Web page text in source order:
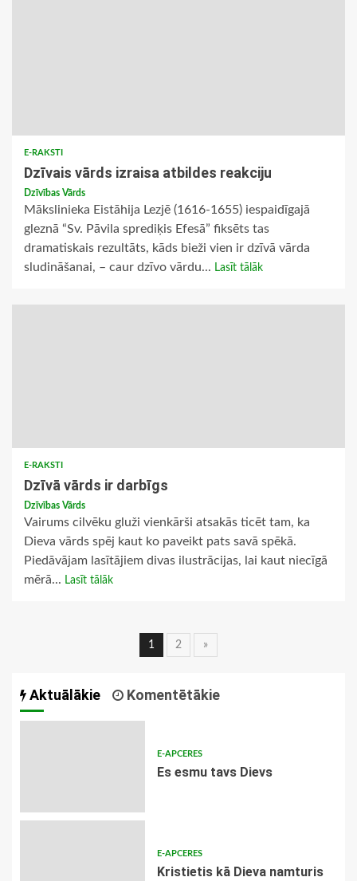
E-RAKSTI
Dzīvais vārds izraisa atbildes reakciju
Dzīvības Vārds
Mākslinieka Eistāhija Lezjē (1616-1655) iespaidīgajā
gleznā “Sv. Pāvila sprediķis Efesā” fiksēts tas
dramatiskais rezultāts, kāds bieži vien ir dzīvā vārda
sludināšanai, – caur dzīvo vārdu... Lasīt tālāk
E-RAKSTI
Dzīvā vārds ir darbīgs
Dzīvības Vārds
Vairums cilvēku gluži vienkārši atsakās ticēt tam, ka
Dieva vārds spēj kaut ko paveikt pats savā spēkā.
Piedāvājam lasītājiem divas ilustrācijas, lai kaut niecīgā
mērā... Lasīt tālāk
Ziņu
1 2 »
Aktuālākie Komentētākie
E-APCERES
Es esmu tavs Dievs
E-APCERES
Kristietis kā Dieva namturis